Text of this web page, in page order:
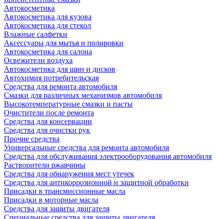
Автокосметика
Автокосметика для кузова
Автокосметика для стекол
Влажные салфетки
Аксессуары для мытья и полировки
Автокосметика для салона
Освежители воздуха
Автокосметика для шин и дисков
Автохимия потребительская
Средства для ремонта автомобиля
Смазки для различных механизмов автомобиля
Высокотемпературные смазки и пасты
Очистители после ремонта
Средства для консервации
Средства для очистки рук
Прочие средства
Универсальные средства для ремонта автомобиля
Средства для обслуживания электрооборудования автомобиля
Растворители ржавчины
Средства для обнаружения мест утечек
Средства для антикоррозионной и защитной обработки
Присадки в трансмиссионные масла
Присадки в моторные масла
Средства для защиты двигателя
Специальныe средства для защиты двигателя